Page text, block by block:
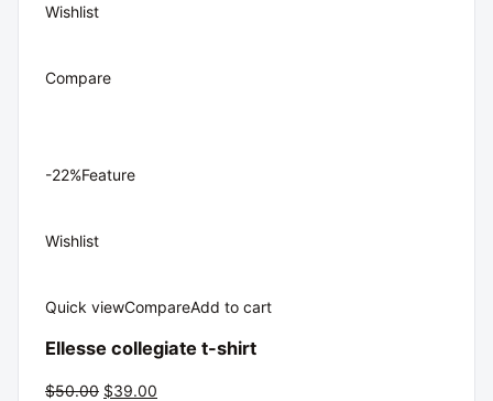
Wishlist
Compare
-22%Feature
Wishlist
Quick viewCompareAdd to cart
Ellesse collegiate t-shirt
$50.00 $39.00